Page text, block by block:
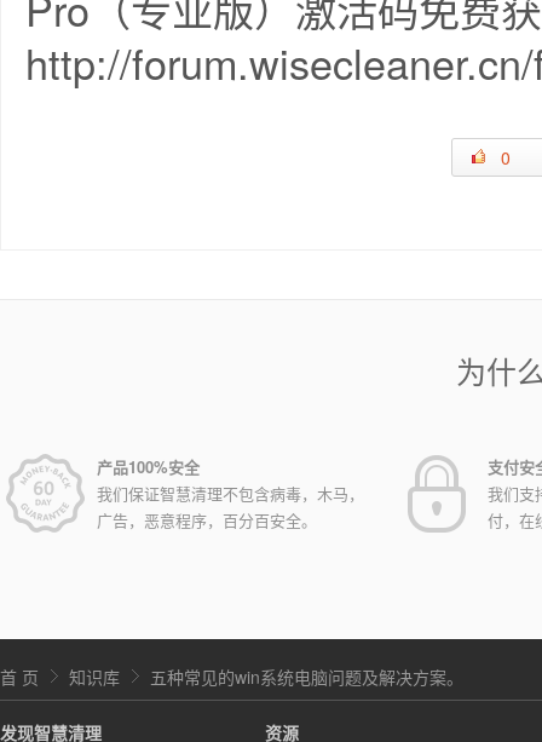
http://
0
为什
产品100%安全
我们保证智慧清理不包含病毒，木马，
广告，恶意程序，百分百安全。
支付安
我们支
付，在
首 页 知识库 五种常见的win系统电脑问题及解决方案。
发现智慧清理
资源